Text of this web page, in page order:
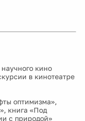
кино
в кинотеатре
оптимизма»,
книга «Под
с природой»